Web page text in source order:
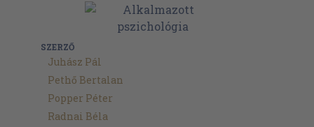
SZERZŐ
Juhász Pál
Pethő Bertalan
Popper Péter
Radnai Béla